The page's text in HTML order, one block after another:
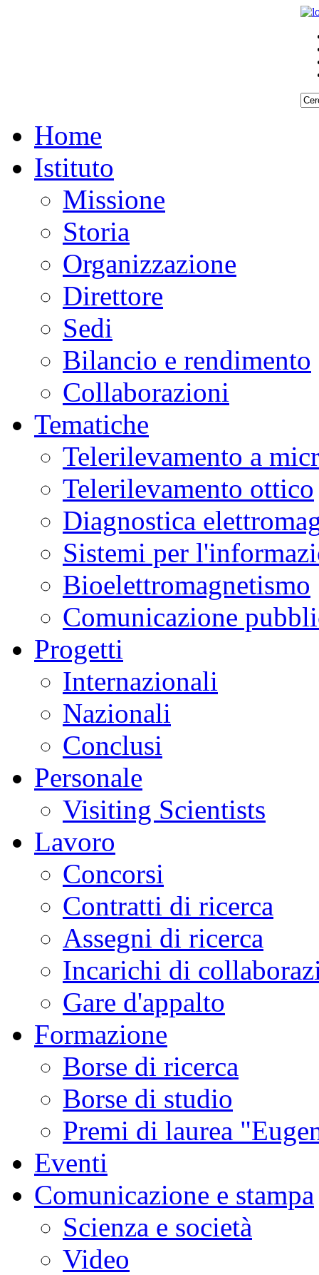
Home
Istituto
Missione
Storia
Organizzazione
Direttore
Sedi
Bilancio e rendimento
Collaborazioni
Tematiche
Telerilevamento a
Telerilevamento ottico
Diagnostica
Sistemi per
Bioelettromagnetismo
Comunicazione
Progetti
Internazionali
Nazionali
Conclusi
Personale
Visiting Scientists
Lavoro
Concorsi
Contratti di ricerca
Assegni di ricerca
Incarichi di
Gare d'appalto
Formazione
Borse di ricerca
Borse di studio
Premi di laurea
Eventi
Comunicazione e stampa
Scienza e società
Video